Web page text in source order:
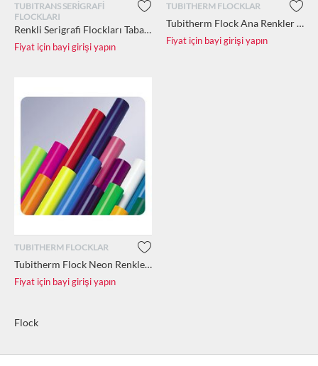
TUBITRANS SERİGRAFİ
FLOCKLARI
Renkli Serigrafi Flockları Tabaka (51cm x 70cm kalınlık:0.5mm)
Fiyat için bayi girişi yapın
TUBITHERM FLOCKLAR
Tubitherm Flock Ana Renkler 2.5 m2 (50cm x 5m)
Fiyat için bayi girişi yapın
TUBITHERM FLOCKLAR
Tubitherm Flock Neon Renkler 2.5 m2 (50cm x 5m)
Fiyat için bayi girişi yapın
Flock